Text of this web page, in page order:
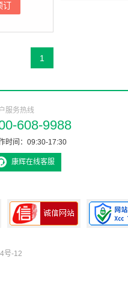
订
1
服务热线
608-9988
时间：09:30-17:30
康辉在线客服
号-12